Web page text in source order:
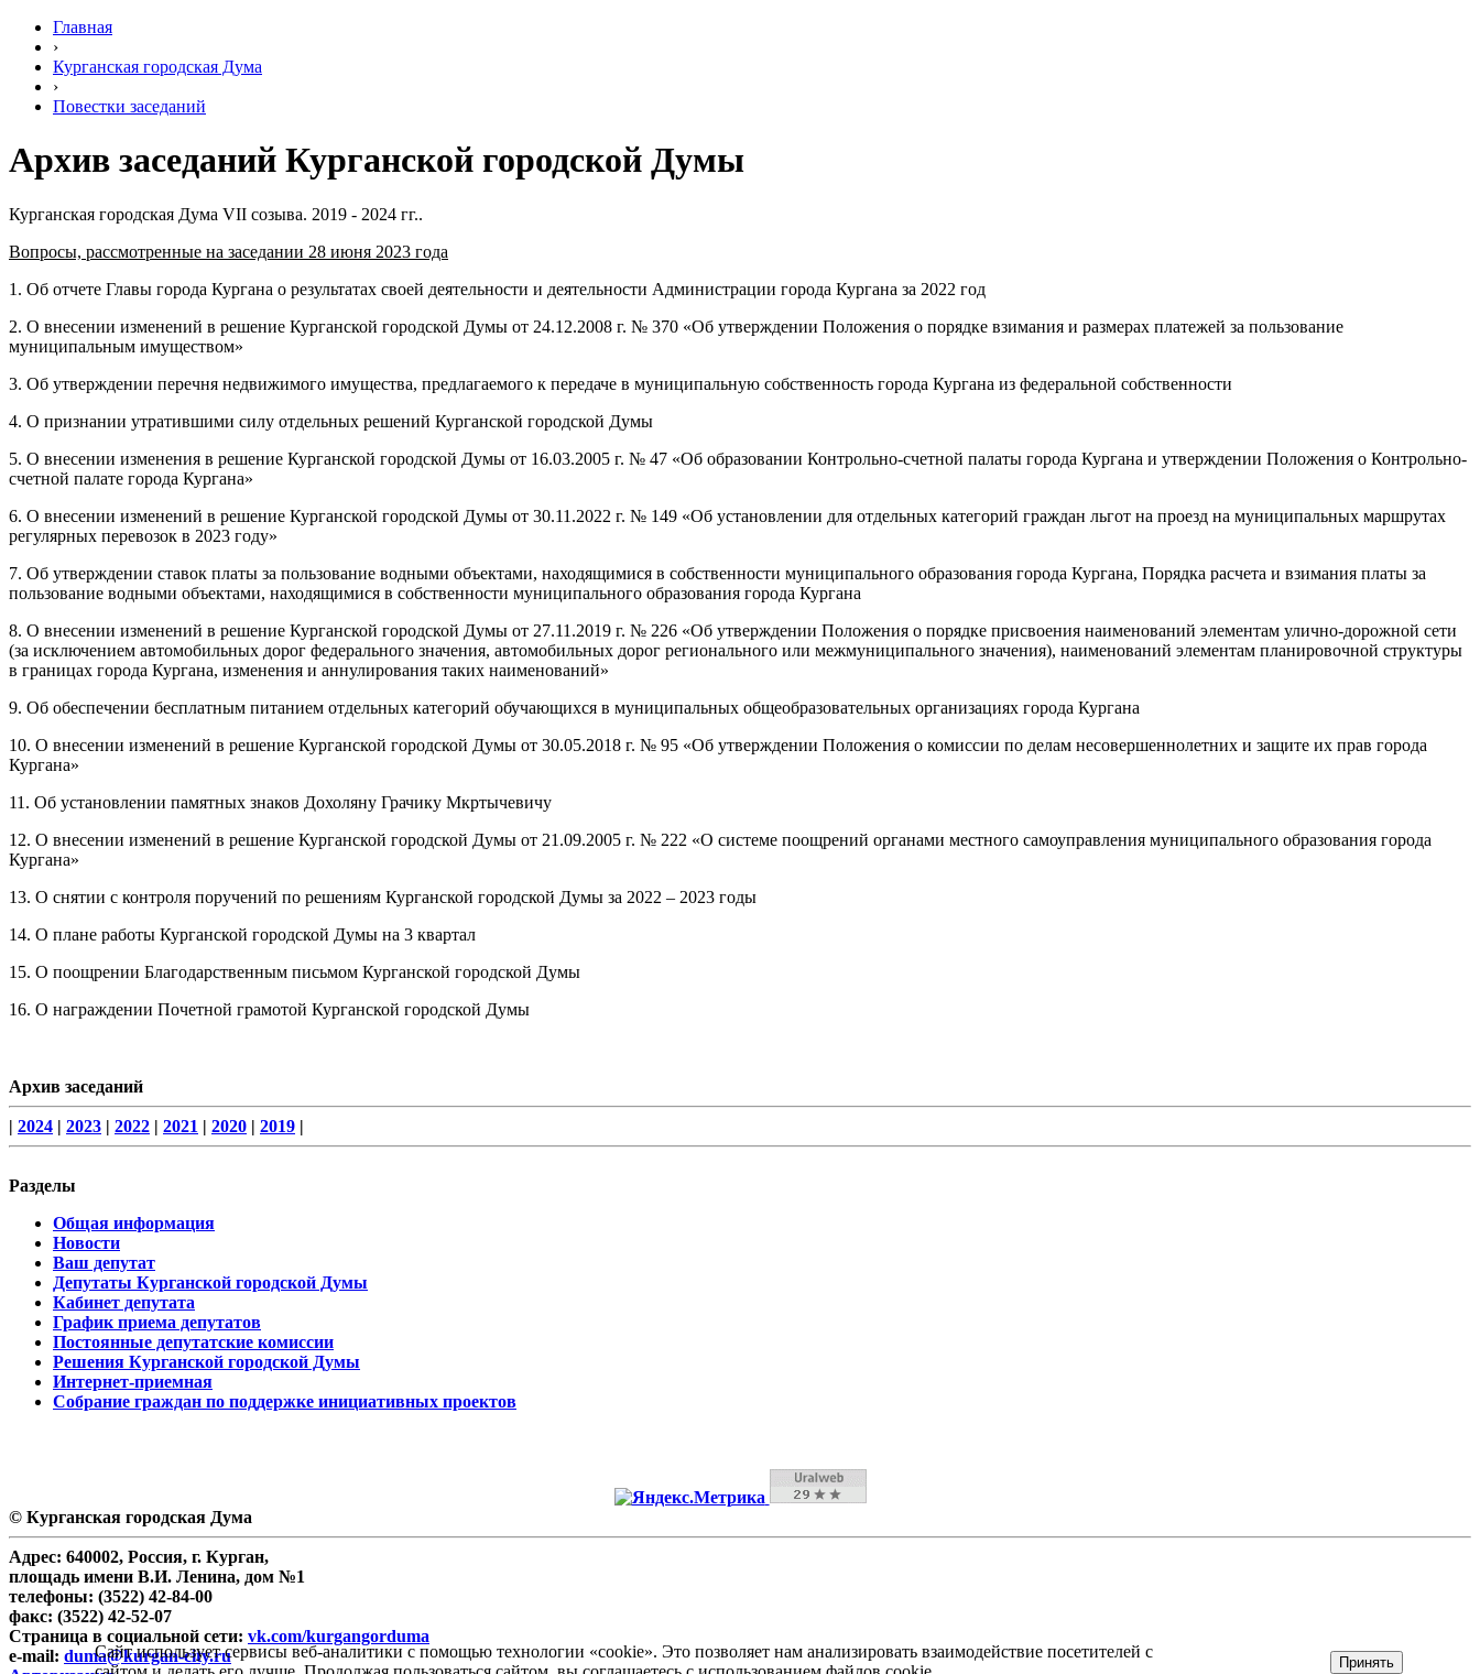
Главная
›
Курганская городская Дума
›
Повестки заседаний
Архив заседаний Курганской городской Думы
Курганская городская Дума VII созыва. 2019 - 2024 гг..
Вопросы, рассмотренные на заседании 28 июня 2023 года
1. Об отчете Главы города Кургана о результатах своей деятельности и деятельности Администрации города Кургана за 2022 год
2. О внесении изменений в решение Курганской городской Думы от 24.12.2008 г. № 370 «Об утверждении Положения о порядке взимания и размерах платежей за пользование
муниципальным имуществом»
3. Об утверждении перечня недвижимого имущества, предлагаемого к передаче в муниципальную собственность города Кургана из федеральной собственности
4. О признании утратившими силу отдельных решений Курганской городской Думы
5. О внесении изменения в решение Курганской городской Думы от 16.03.2005 г. № 47 «Об образовании Контрольно-счетной палаты города Кургана и утверждении Положения о Контрольно-
счетной палате города Кургана»
6. О внесении изменений в решение Курганской городской Думы от 30.11.2022 г. № 149 «Об установлении для отдельных категорий граждан льгот на проезд на муниципальных маршрутах
регулярных перевозок в 2023 году»
7. Об утверждении ставок платы за пользование водными объектами, находящимися в собственности муниципального образования города Кургана, Порядка расчета и взимания платы за
пользование водными объектами, находящимися в собственности муниципального образования города Кургана
8. О внесении изменений в решение Курганской городской Думы от 27.11.2019 г. № 226 «Об утверждении Положения о порядке присвоения наименований элементам улично-дорожной сети
(за исключением автомобильных дорог федерального значения, автомобильных дорог регионального или межмуниципального значения), наименований элементам планировочной структуры
в границах города Кургана, изменения и аннулирования таких наименований»
9. Об обеспечении бесплатным питанием отдельных категорий обучающихся в муниципальных общеобразовательных организациях города Кургана
10. О внесении изменений в решение Курганской городской Думы от 30.05.2018 г. № 95 «Об утверждении Положения о комиссии по делам несовершеннолетних и защите их прав города
Кургана»
11. Об установлении памятных знаков Дохоляну Грачику Мкртычевичу
12. О внесении изменений в решение Курганской городской Думы от 21.09.2005 г. № 222 «О системе поощрений органами местного самоуправления муниципального образования города
Кургана»
13. О снятии с контроля поручений по решениям Курганской городской Думы за 2022 – 2023 годы
14. О плане работы Курганской городской Думы на 3 квартал
15. О поощрении Благодарственным письмом Курганской городской Думы
16. О награждении Почетной грамотой Курганской городской Думы
Архив заседаний
| 2024 | 2023 | 2022 | 2021 | 2020 | 2019 |
Разделы
Общая информация
Новости
Ваш депутат
Депутаты Курганской городской Думы
Кабинет депутата
График приема депутатов
Постоянные депутатские комиссии
Решения Курганской городской Думы
Интернет-приемная
Собрание граждан по поддержке инициативных проектов
© Курганская городская Дума
Адрес: 640002, Россия, г. Курган,
площадь имени В.И. Ленина, дом №1
телефоны: (3522) 42-84-00
факс: (3522) 42-52-07
Страница в социальной сети: vk.com/kurgangorduma
e-mail: duma@kurgan-city.ru
Сайт использует сервисы веб-аналитики с помощью технологии «cookie». Это позволяет нам анализировать взаимодействие посетителей с
Принять